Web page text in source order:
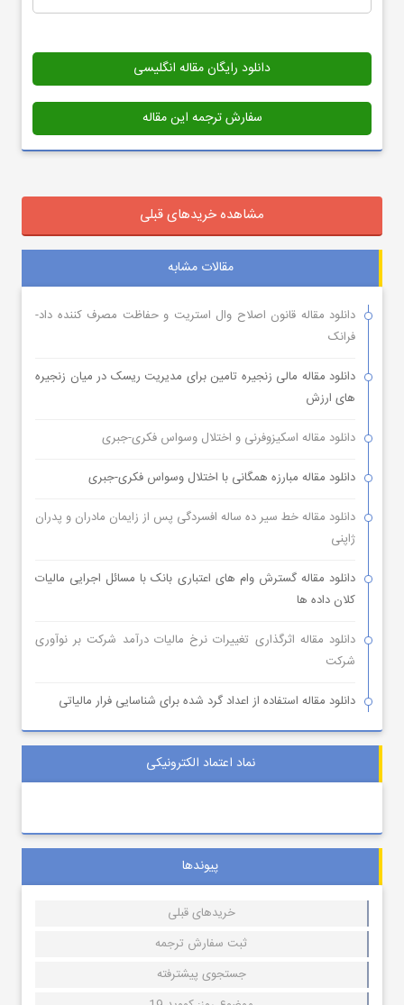
دانلود رایگان مقاله انگلیسی
سفارش ترجمه این مقاله
مشاهده خریدهای قبلی
مقالات مشابه
دانلود مقاله قانون اصلاح وال استریت و حفاظت مصرف کننده داد-
فرانک
دانلود مقاله مالی زنجیره تامین برای مدیریت ریسک در میان زنجیره
های ارزش
دانلود مقاله اسکیزوفرنی و اختلال وسواس فکری-جبری
دانلود مقاله مبارزه همگانی با اختلال وسواس فکری-جبری
دانلود مقاله خط سیر ده ساله افسردگی پس از زایمان مادران و پدران
ژاپنی
دانلود مقاله گسترش وام های اعتباری بانک با مسائل اجرایی مالیات
کلان داده ها
دانلود مقاله اثرگذاری تغییرات نرخ مالیات درآمد شرکت بر نوآوری
شرکت
دانلود مقاله استفاده از اعداد گرد شده برای شناسایی فرار مالیاتی
نماد اعتماد الکترونیکی
پیوندها
خریدهای قبلی
ثبت سفارش ترجمه
جستجوی پیشترفته